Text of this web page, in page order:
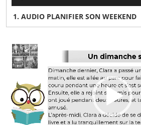
1. AUDIO PLANIFIER SON WEEKEND
Lecteur
vidéo